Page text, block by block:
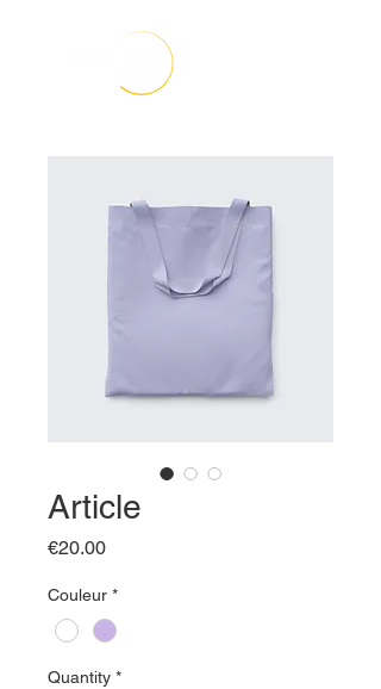
Article
€20.00Price
Couleur *
Quantity *